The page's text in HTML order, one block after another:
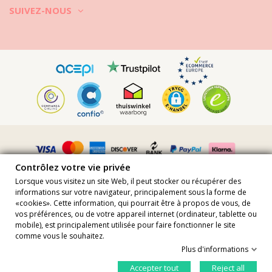
Ajouter au panier
compartiments séparés, doublés de tissus de préférence.
Plaqué or, argent, cuir, or végétal (capim dourado) ou ruban ? Quel
que soit le matériel de votre bijou, pensez toujours à les bien
soigner. Vous serez récompensez par son bel éclat et ses étincelles
qui illumineront votre look !
SUIVEZ-NOUS
Tous les prix incluent la TVA · Numéro de TVA FR36509778270 · Tous
droits réservés ©2023 Brazilian Bikini Shop
Site protégé par reCAPTCHA.
Contrôlez votre vie privée
Contrôlez votre vie privée
Lorsque vous visitez un site Web, il peut stocker ou récupérer des
informations sur votre navigateur, principalement sous la forme de
«cookies». Cette information, qui pourrait être à propos de vous, de
vos préférences, ou de votre appareil internet (ordinateur, tablette ou
mobile), est principalement utilisée pour faire fonctionner le site
comme vous le souhaitez.
Plus d'informations
Accepter tout Reject all